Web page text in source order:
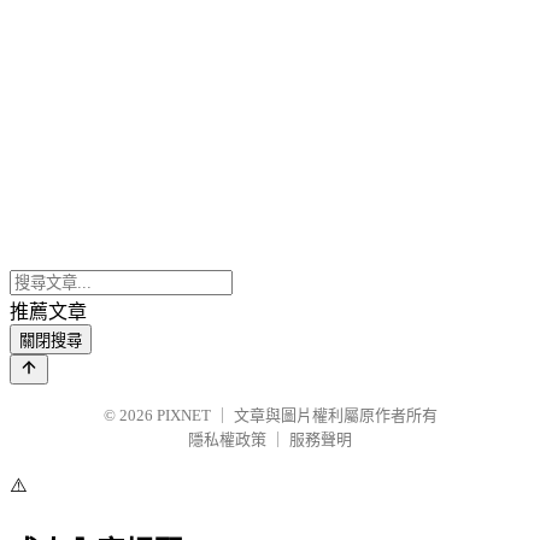
推薦文章
關閉搜尋
© 2026 PIXNET
文章與圖片權利屬原作者所有
隱私權政策
服務聲明
⚠️